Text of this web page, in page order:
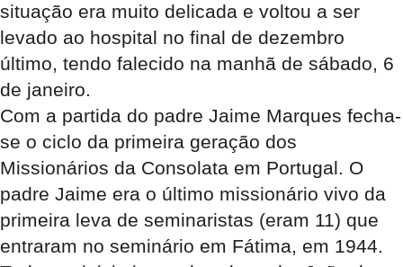
situação era muito delicada e voltou a ser
levado ao hospital no final de dezembro
último, tendo falecido na manhã de sábado, 6
de janeiro.
Com a partida do padre Jaime Marques fecha-
se o ciclo da primeira geração dos
Missionários da Consolata em Portugal. O
padre Jaime era o último missionário vivo da
primeira leva de seminaristas (eram 11) que
entraram no seminário em Fátima, em 1944.